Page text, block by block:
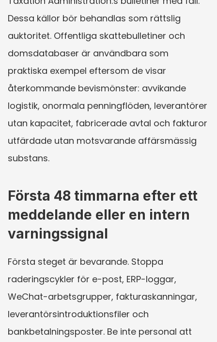
Dessa källor bör behandlas som rättslig
auktoritet. Offentliga skattebulletiner och
domsdatabaser är användbara som
praktiska exempel eftersom de visar
återkommande bevismönster: avvikande
logistik, onormala penningflöden, leverantörer
utan kapacitet, fabricerade avtal och fakturor
utfärdade utan motsvarande affärsmässig
substans.
Första 48 timmarna efter ett
meddelande eller en intern
varningssignal
Första steget är bevarande. Stoppa
raderingscykler för e-post, ERP-loggar,
WeChat-arbetsgrupper, fakturaskanningar,
leverantörsintroduktionsfiler och
bankbetalningsposter. Be inte personal att